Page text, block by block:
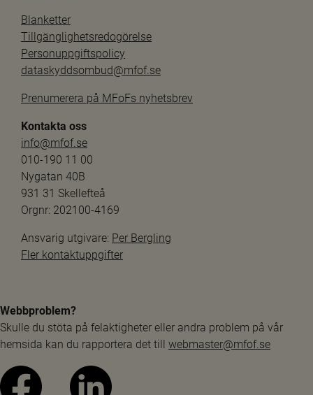
Blanketter
Tillgänglighetsredogörelse
Personuppgiftspolicy
dataskyddsombud@mfof.se
Prenumerera på MFoFs nyhetsbrev
Kontakta oss
info@mfof.se
010-190 11 00
Nygatan 40B
931 31 Skellefteå
Orgnr: 202100-4169
Ansvarig utgivare: Per Bergling
Fler kontaktuppgifter
Webbproblem?
Skulle du stöta på felaktigheter eller andra problem på vår
hemsida kan du rapportera det till webmaster@mfof.se